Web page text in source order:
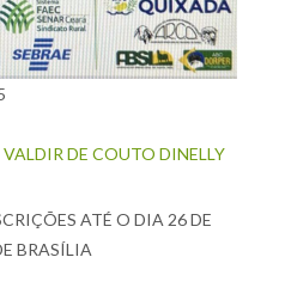
DE COUTO DINELLY
ATÉ O DIA 26 DE
BRASÍLIA